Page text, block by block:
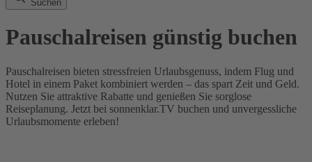
Suchen
Pauschalreisen günstig buchen
Pauschalreisen bieten stressfreien Urlaubsgenuss, indem Flug und
Hotel in einem Paket kombiniert werden – das spart Zeit und Geld.
Nutzen Sie attraktive Rabatte und genießen Sie sorglose
Reiseplanung. Jetzt bei sonnenklar.TV buchen und unvergessliche
Urlaubsmomente erleben!